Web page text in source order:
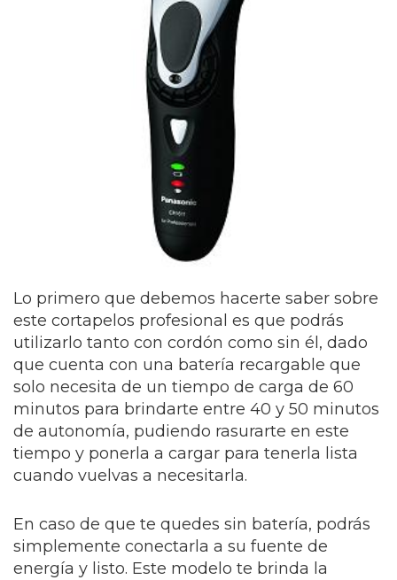
Lo primero que debemos hacerte saber sobre
este cortapelos profesional es que podrás
utilizarlo tanto con cordón como sin él, dado
que cuenta con una batería recargable que
solo necesita de un tiempo de carga de 60
minutos para brindarte entre 40 y 50 minutos
de autonomía, pudiendo rasurarte en este
tiempo y ponerla a cargar para tenerla lista
cuando vuelvas a necesitarla.
En caso de que te quedes sin batería, podrás
simplemente conectarla a su fuente de
energía y listo. Este modelo te brinda la